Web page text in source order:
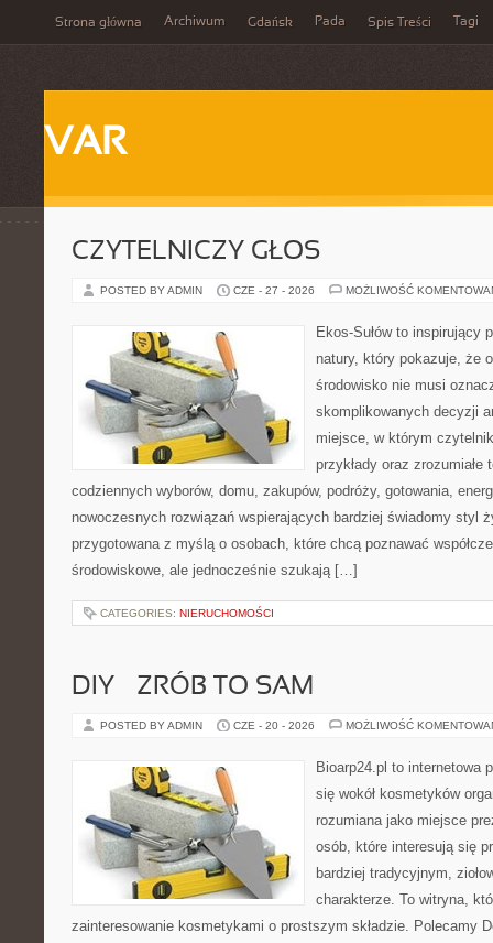
Strona główna Archiwum Gdańsk Pada Spis Treści Tagi
VAR
CZYTELNICZY GŁOS
POSTED BY ADMIN CZE - 27 - 2026 MOŻLIWOŚĆ
Ekos-Sułów to inspirujący
natury, który pokazuje, że
środowisko nie musi
skomplikowanych decyzji
miejsce, w którym
przykłady oraz
codziennych wyborów, domu, zakupów, podróży, gotowania,
nowoczesnych rozwiązań wspierających bardziej świadomy styl
przygotowana z myślą o osobach, które chcą poznawać
środowiskowe, ale jednocześnie szukają […]
CATEGORIES: NIERUCHOMOŚCI
DIY – ZRÓB TO SAM
POSTED BY ADMIN CZE - 20 - 2026 MOŻLIWOŚĆ
Bioarp24.pl to internetowa
się wokół kosmetyków
rozumiana jako miejsce
osób, które interesują się
bardziej tradycyjnym,
charakterze. To witryna,
zainteresowanie kosmetykami o prostszym składzie. Polecamy